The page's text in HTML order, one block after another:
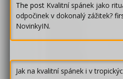
The post Kvalitní spánek jako
odpočinek v dokonalý zážitek?
NovinkyIN.
Jak na kvalitní spánek i v